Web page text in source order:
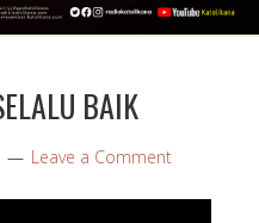
BAIK
Leave a Comment